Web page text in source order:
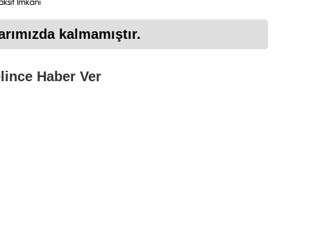
kalmamıştır.
Haber Ver